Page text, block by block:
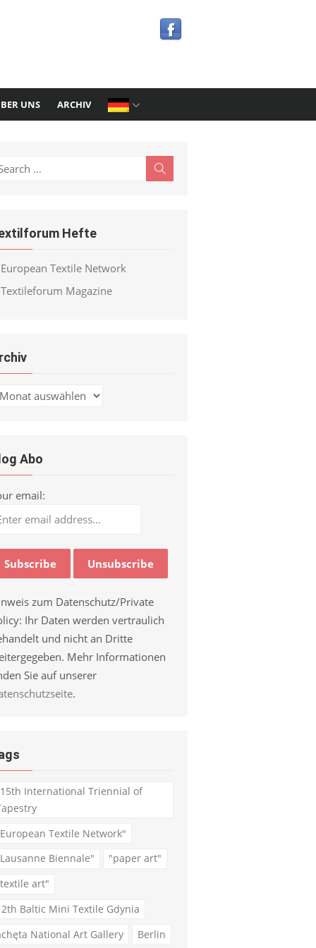
UNS ARCHIV
Hefte
European Textile Network
Textileforum Magazine
Abo
email:
zum Datenschutz/Private
Ihr Daten werden vertraulich
und nicht an Dritte
Mehr Informationen
Sie auf unserer
.
International Triennial of
Textile Network"
Biennale"
"paper art"
art"
Baltic Mini Textile Gdynia
National Art Gallery
Berlin